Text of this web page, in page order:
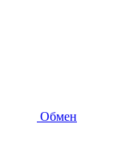
Обмен